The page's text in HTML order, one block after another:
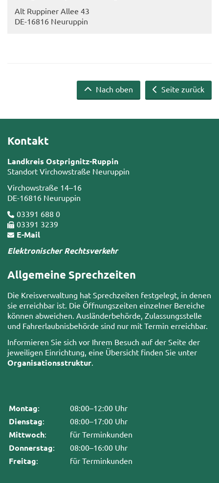
Alt Rup­pi­ner Allee 43
DE-​16816 Neu­rup­pin
Seite zurück
Nach oben
Kontakt
Landkreis Ostprignitz-Ruppin
Standort Virchowstraße Neuruppin
Virchowstraße 14–16
DE-16816 Neuruppin
03391 688 0
03391 3239
E-Mail
Elektronischer Rechtsverkehr
Allgemeine Sprechzeiten
Die Kreisverwaltung hat Sprechzeiten festgelegt, in denen
sie erreichbar ist. Die Öffnungszeiten einzelner Bereiche
können abweichen. Ausländerbehörde, Zulassungsstelle
und Fahrerlaubnisbehörde sind nur mit Termin erreichbar.
Informieren Sie sich vor Ihrem Besuch auf der Seite der
jeweiligen Einrichtung, eine Übersicht finden Sie unter
Organisationsstruktur
Montag: 08:00–12:00 Uhr
Dienstag: 08:00–17:00 Uhr
Mittwoch: für Terminkunden
Donnerstag: 08:00–16:00 Uhr
Freitag: für Terminkunden